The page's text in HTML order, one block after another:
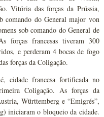
Vitória das forças da Prússia,
comando do General major von
sob comando do General de
forças francesas tiveram 300
e perderam 4 bocas de fogo
forças da Coligação.
cidade francesa fortificada no
Coligação. As forças da
Württemberg e “Emigrés”,
iniciaram o bloqueio da cidade.